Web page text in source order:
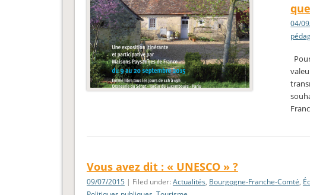
04/
Vous avez dit : « UNESCO » ?
09/07/2015| Filed under:Actualités, Bourgogne-Franche-Comté,